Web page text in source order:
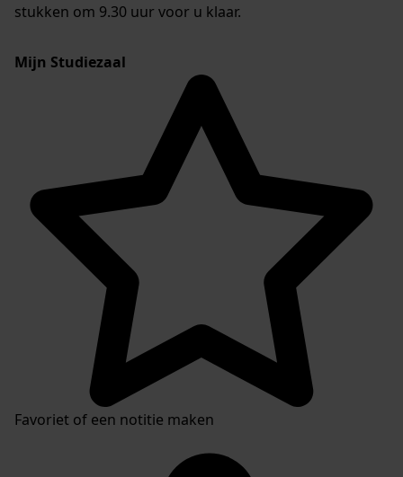
stukken om 9.30 uur voor u klaar.
Mijn Studiezaal
Favoriet of een notitie maken